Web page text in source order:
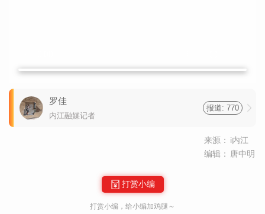
罗佳
内江融媒记者
报道: 770
来源： i内江
编辑：
唐中明
打赏小编
打赏小编，给小编加鸡腿～